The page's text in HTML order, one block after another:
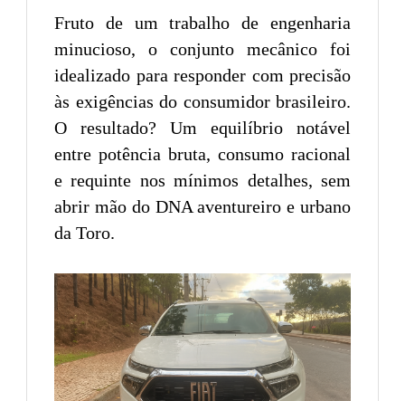
Fruto de um trabalho de engenharia
minucioso, o conjunto mecânico foi
idealizado para responder com precisão
às exigências do consumidor brasileiro.
O resultado? Um equilíbrio notável
entre potência bruta, consumo racional
e requinte nos mínimos detalhes, sem
abrir mão do DNA aventureiro e urbano
da Toro.